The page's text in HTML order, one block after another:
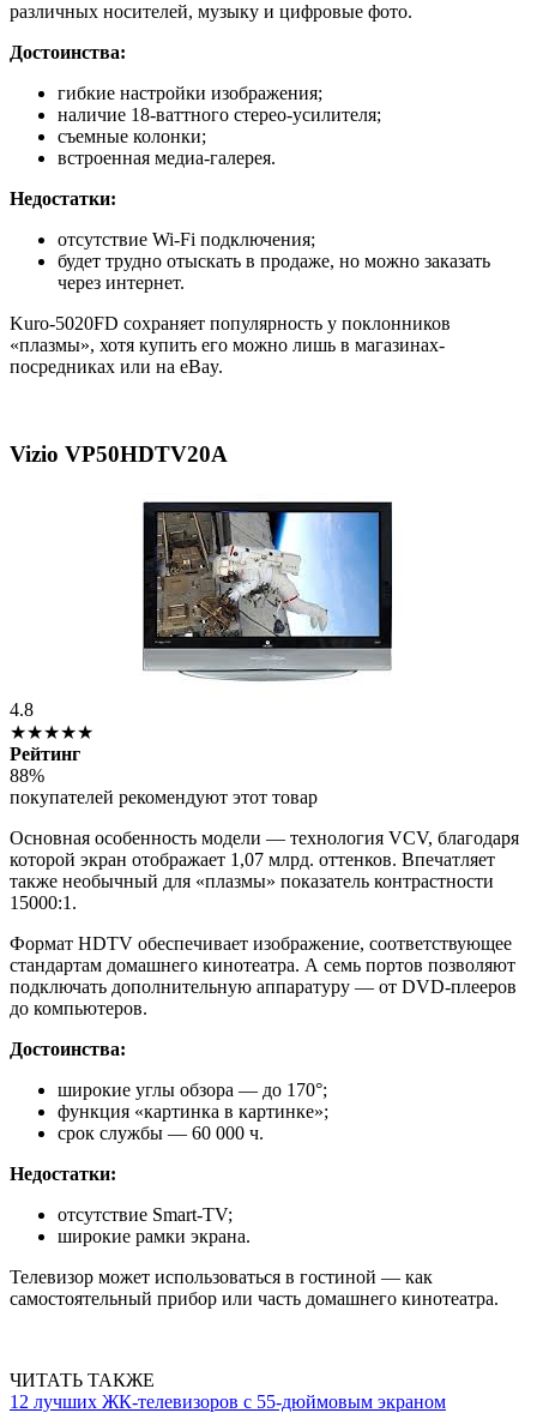
различных носителей, музыку и цифровые фото.
Достоинства:
гибкие настройки изображения;
наличие 18-ваттного стерео-усилителя;
съемные колонки;
встроенная медиа-галерея.
Недостатки:
отсутствие Wi-Fi подключения;
будет трудно отыскать в продаже, но можно заказать
через интернет.
Kuro-5020FD сохраняет популярность у поклонников
«плазмы», хотя купить его можно лишь в магазинах-
посредниках или на eBay.
Vizio VP50HDTV20A
4.8
★★★★★
Рейтинг
88%
покупателей рекомендуют этот товар
Основная особенность модели — технология VCV, благодаря
которой экран отображает 1,07 млрд. оттенков. Впечатляет
также необычный для «плазмы» показатель контрастности
15000:1.
Формат HDTV обеспечивает изображение, соответствующее
стандартам домашнего кинотеатра. А семь портов позволяют
подключать дополнительную аппаратуру — от DVD-плееров
до компьютеров.
Достоинства:
широкие углы обзора — до 170°;
функция «картинка в картинке»;
срок службы — 60 000 ч.
Недостатки:
отсутствие Smart-TV;
широкие рамки экрана.
Телевизор может использоваться в гостиной — как
самостоятельный прибор или часть домашнего кинотеатра.
ЧИТАТЬ ТАКЖЕ
12 лучших ЖК-телевизоров с 55-дюймовым экраном